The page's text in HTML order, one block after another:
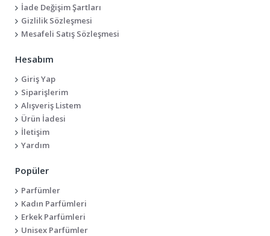
İade Değişim Şartları
Gizlilik Sözleşmesi
Mesafeli Satış Sözleşmesi
Hesabım
Giriş Yap
Siparişlerim
Alışveriş Listem
Ürün İadesi
İletişim
Yardım
Popüler
Parfümler
Kadın Parfümleri
Erkek Parfümleri
Unisex Parfümler